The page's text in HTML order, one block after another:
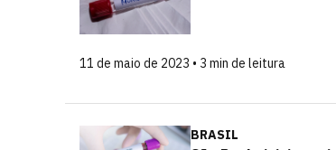
11 de maio de 2023 • 3 min de leitura
BRASIL